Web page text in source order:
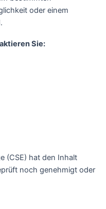
oder einem
Sie:
(CSE) hat den Inhalt
noch genehmigt oder